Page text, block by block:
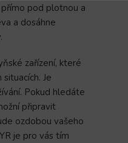
pod plotnou a
a dosáhne
zařízení, které
Je
Pokud hledáte
připravit
ozdobou vašeho
je pro vás tím